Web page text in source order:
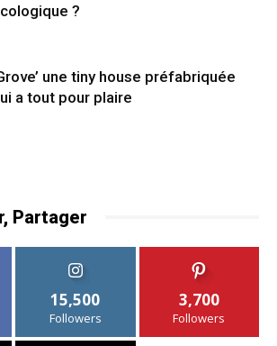
?
une tiny house préfabriquée
a tout pour plaire
Partager
15,500
Followers
3,700
Followers